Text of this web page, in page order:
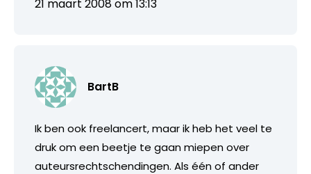
21 maart 2008 om 13:13
BartB
Ik ben ook freelancert, maar ik heb het veel te
druk om een beetje te gaan miepen over
auteursrechtschendingen. Als één of ander